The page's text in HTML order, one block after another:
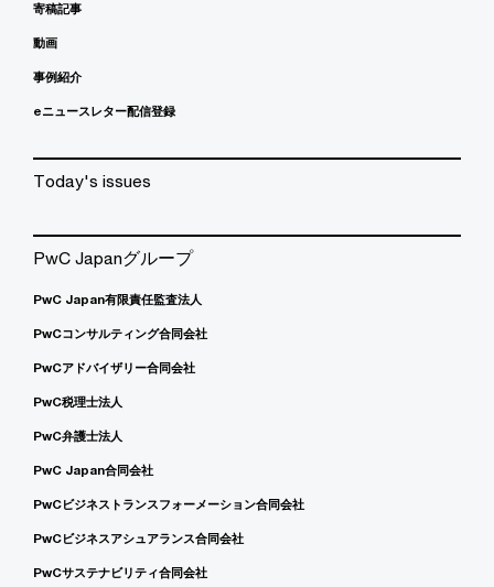
寄稿記事
動画
事例紹介
eニュースレター配信登録
Today's issues
PwC Japanグループ
PwC Japan有限責任監査法人
PwCコンサルティング合同会社
PwCアドバイザリー合同会社
PwC税理士法人
PwC弁護士法人
PwC Japan合同会社
PwCビジネストランスフォーメーション合同会社
PwCビジネスアシュアランス合同会社
PwCサステナビリティ合同会社